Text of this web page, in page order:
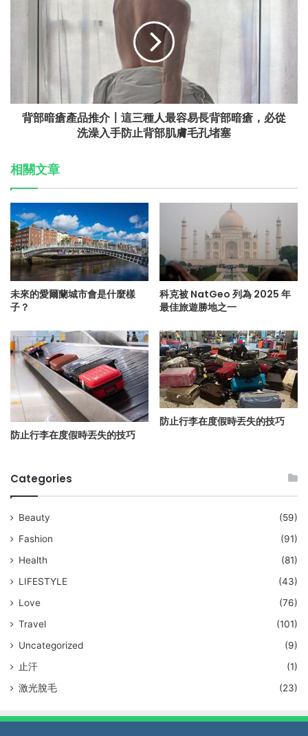
背部暗瘡產品推介〡這三種人最容易長背部暗瘡，必從
洗澡入手防止背部肌膚毛孔堵塞
相關文章
未來的愛爾蘭城市會是什麼樣
子？
科克被 NatGeo 列為 2025 年
最佳旅遊勝地之一
防止行李在度假時丟失的技巧
防止行李在度假時丟失的技巧
Categories
Beauty
(59)
Fashion
(91)
Health
(81)
LIFESTYLE
(43)
Love
(76)
Travel
(101)
Uncategorized
(9)
止汗
(1)
激光脫毛
(23)